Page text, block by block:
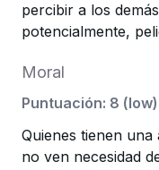
percibir a los
potencialmente,
Moral
Puntuación: 8 (low)
Quienes tienen
no ven necesidad